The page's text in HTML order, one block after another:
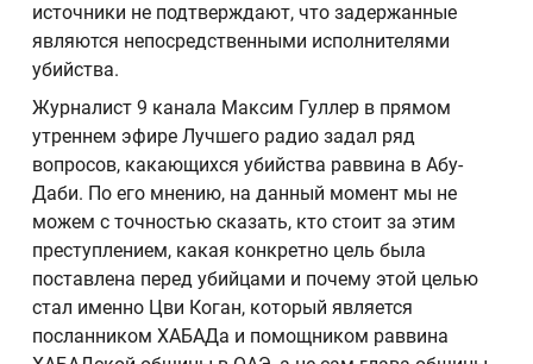
источники не подтверждают, что задержанные
являются непосредственными исполнителями
убийства.
Журналист 9 канала Максим Гуллер в прямом
утреннем эфире Лучшего радио задал ряд
вопросов, какающихся убийства раввина в Абу-
Даби. По его мнению, на данный момент мы не
можем с точностью сказать, кто стоит за этим
преступлением, какая конкретно цель была
поставлена перед убийцами и почему этой целью
стал именно Цви Коган, который является
посланником ХАБАДа и помощником раввина